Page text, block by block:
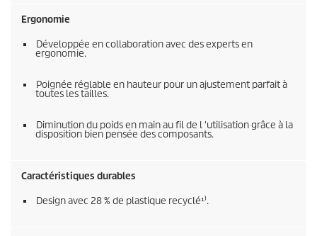
Ergonomie
Développée en collaboration avec des experts en
ergonomie.
Poignée réglable en hauteur pour un ajustement parfait à
toutes les tailles.
Diminution du poids en main au fil de l 'utilisation grâce à la
disposition bien pensée des composants.
Caractéristiques durables
Design avec 28 % de plastique recyclé¹⁾.